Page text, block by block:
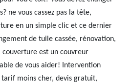
ne vous cassez pas la tête,
en un simple clic et ce dernier
de tuile cassée, rénovation,
est un couvreur
de vous aider! Intervention
moins cher, devis gratuit,